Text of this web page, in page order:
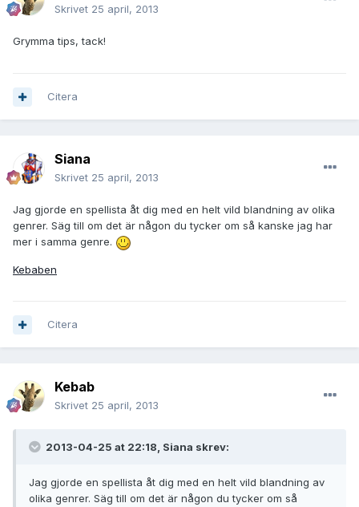
Skrivet 25 april, 2013
Grymma tips, tack!
Citera
Siana
Skrivet 25 april, 2013
Jag gjorde en spellista åt dig med en helt vild blandning av olika
genrer. Säg till om det är någon du tycker om så kanske jag har
mer i samma genre.
Kebaben
Citera
Kebab
Skrivet 25 april, 2013
2013-04-25 at 22:18, Siana skrev:
Jag gjorde en spellista åt dig med en helt vild blandning av
olika genrer. Säg till om det är någon du tycker om så